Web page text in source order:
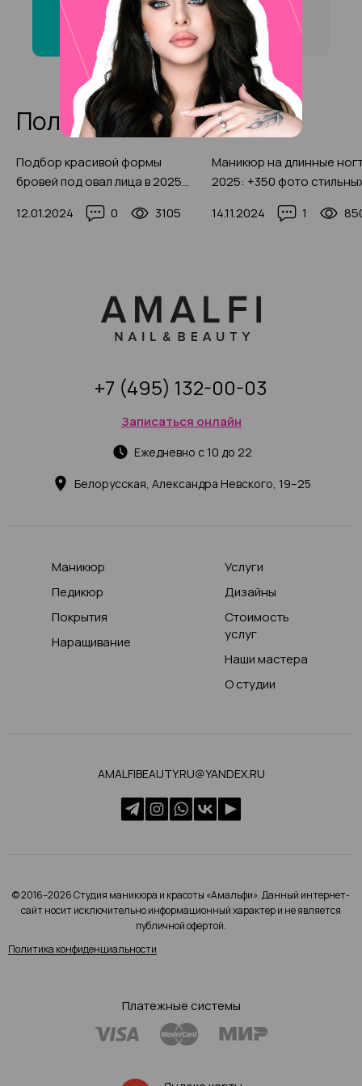
хной» на на Выставочного
центра ?
Полезные статьи
Подбор красивой формы
бровей под овал лица в 2025
12.01.2024 0 3105
Маникюр на длинные
2025: +350 фото
14.11.2024 1
Белорусская, Александра Невского, 19–25
Ежедневно с 10 до 22
Записаться онлайн
+7 (495) 132-00-03
Маникюр
Педикюр
Покрытия
Наращивание
Услуги
Дизайны
Стоимость
услуг
Наши мастера
О студии
AMALFIBEAUTY.RU@YANDEX.RU
© 2016–2026 Студия маникюра и красоты «Амальфи». Данный интернет-
сайт носит исключительно информационный характер и не является
публичной офертой.
Политика конфиденциальности
Платежные системы